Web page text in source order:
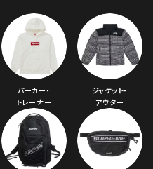
パーカー・
トレーナー
ジャケット・
アウター